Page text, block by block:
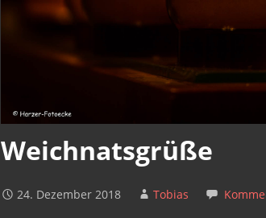
Weichnatsgrüße
24. Dezember 2018 Tobias